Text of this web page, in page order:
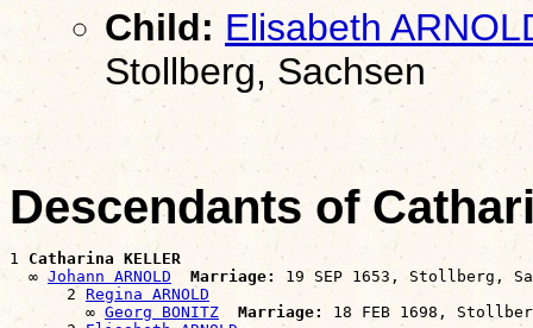
Child: Elisabeth
Stollberg, Sachsen
Descendants of
1 Catharina KELLER
  ∞
Johann ARNOLD Marriage:
19 SEP 1653, Stollberg,
      2
Regina ARNOLD
        ∞
Georg BONITZ Marriage:
18 FEB 1698,